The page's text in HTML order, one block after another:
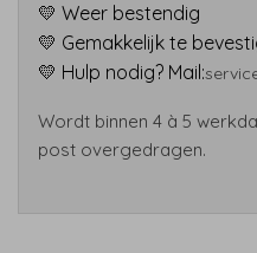
💛 Weer bestendig
💛 Gemakkelijk te
💛 Hulp nodig? Mail:
Wordt binnen 4 à 5
post overgedragen.